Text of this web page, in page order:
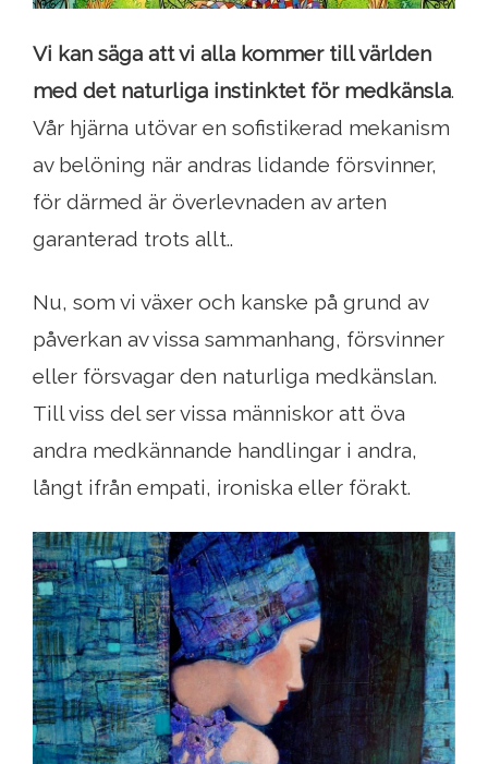
Vi kan säga att vi alla kommer till världen
med det naturliga instinktet för medkänsla.
Vår hjärna utövar en sofistikerad mekanism
av belöning när andras lidande försvinner,
för därmed är överlevnaden av arten
garanterad trots allt..
Nu, som vi växer och kanske på grund av
påverkan av vissa sammanhang, försvinner
eller försvagar den naturliga medkänslan.
Till viss del ser vissa människor att öva
andra medkännande handlingar i andra,
långt ifrån empati, ironiska eller förakt.